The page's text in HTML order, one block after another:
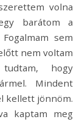
volna
barátom a
sem
nem voltam
hogy
Mindent
kellett jönnöm.
kaptam meg